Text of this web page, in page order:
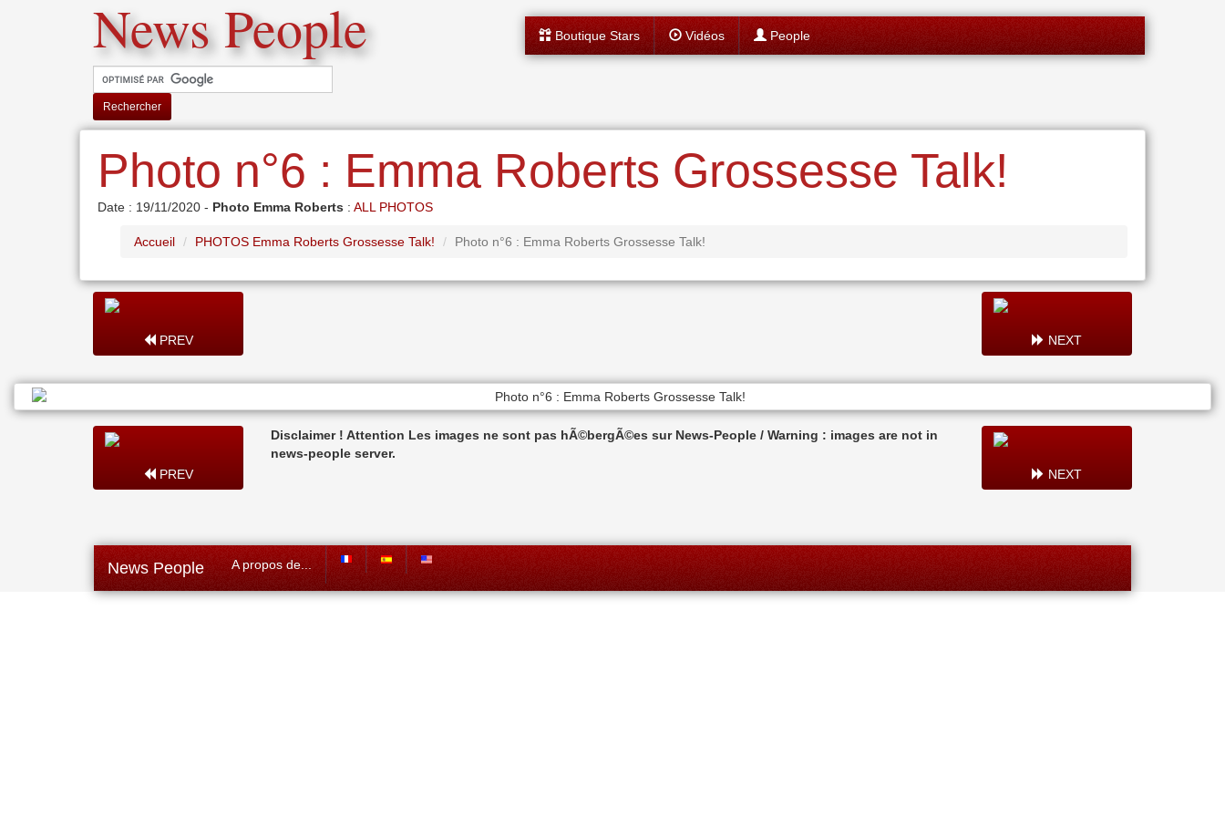
News People
Rechercher
Boutique Stars Vidéos People
Photo n°6 : Emma Roberts Grossesse Talk!
Date : 19/11/2020 - Photo Emma Roberts : ALL PHOTOS
Accueil PHOTOS Emma Roberts Grossesse Talk! Photo n°6 : Emma Roberts Grossesse Talk!
PREV NEXT
PREV
Disclaimer ! Attention Les images ne sont pas hÃ©bergÃ©es sur News-People / Warning : images are not in
news-people server.
NEXT
News People A propos de...